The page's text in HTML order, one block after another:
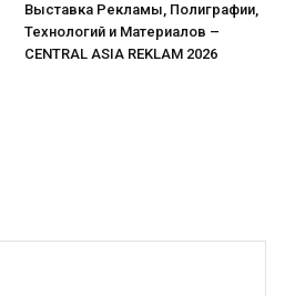
Выставка Рекламы, Полиграфии,
Технологий и Материалов –
CENTRAL ASIA REKLAM 2026